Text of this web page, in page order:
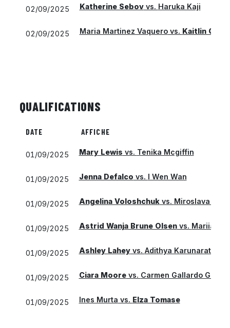
02/09/2025 Katherine Sebovvs. Haruka Kaji
02/09/2025 Maria Martinez Vaquerovs. Kaitlin
QUALIFICATIONS
DATE AFFICHE
01/09/2025 Mary Lewis vs. Tenika Mcgiffin
01/09/2025 Jenna Defalco vs. I Wen Wan
01/09/2025 Angelina Voloshchukvs. Miroslava
01/09/2025 Astrid Wanja Brune Olsenvs. Mariia
01/09/2025 Ashley Laheyvs. Adithya Karunaratne
01/09/2025 Ciara Moorevs. Carmen Gallardo
01/09/2025 Ines Murta vs. Elza Tomase